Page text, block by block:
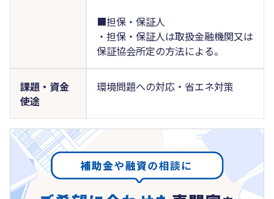
■担保・保証人
・担保・保証人は取扱金融機関又は
保証協会所定の方法による。
課題・資金
使途
環境問題への対応・省エネ対策